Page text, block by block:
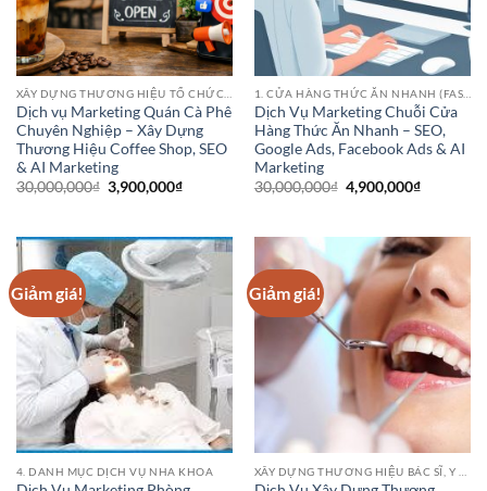
Dịch vụ Marketing Quán Cà Phê
Chuyên Nghiệp – Xây Dựng
Thương Hiệu Coffee Shop, SEO
& AI Marketing
30,000,000₫ Giá
gốc
3,900,000₫Giá
3,900,000₫.
Dịch Vụ Marketing Chuỗi Cửa
Hàng Thức Ăn Nhanh – SEO,
Google Ads, Facebook Ads & AI
Marketing
30,000,000₫ Giá
gốc
4,900,000₫Giá
Giảm giá!
4. DANH MỤC DỊCH VỤ NHA KHOA
Giảm giá!